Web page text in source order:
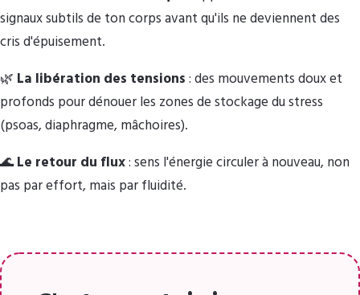
signaux subtils de ton corps avant qu'ils ne deviennent des
cris d'épuisement.
🌿 La libération des tensions : des mouvements doux et
profonds pour dénouer les zones de stockage du stress
(psoas, diaphragme, mâchoires).
🌊Le retour du flux: sens l'énergie circuler à nouveau, non
pas par effort, mais par fluidité.